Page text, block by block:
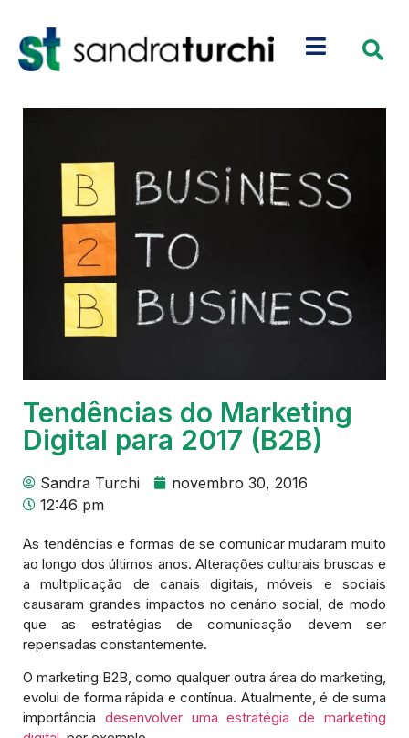
Tendências do Marketing
Digital para 2017 (B2B)
Sandra Turchi
novembro 30, 2016
12:46 pm
As tendências e formas de se comunicar mudaram muito
ao longo dos últimos anos. Alterações culturais bruscas e
a multiplicação de canais digitais, móveis e sociais
causaram grandes impactos no cenário social, de modo
que as estratégias de comunicação devem ser
repensadas constantemente.
O marketing B2B, como qualquer outra área do marketing,
evolui de forma rápida e contínua. Atualmente, é de suma
importância desenvolver uma estratégia de marketing